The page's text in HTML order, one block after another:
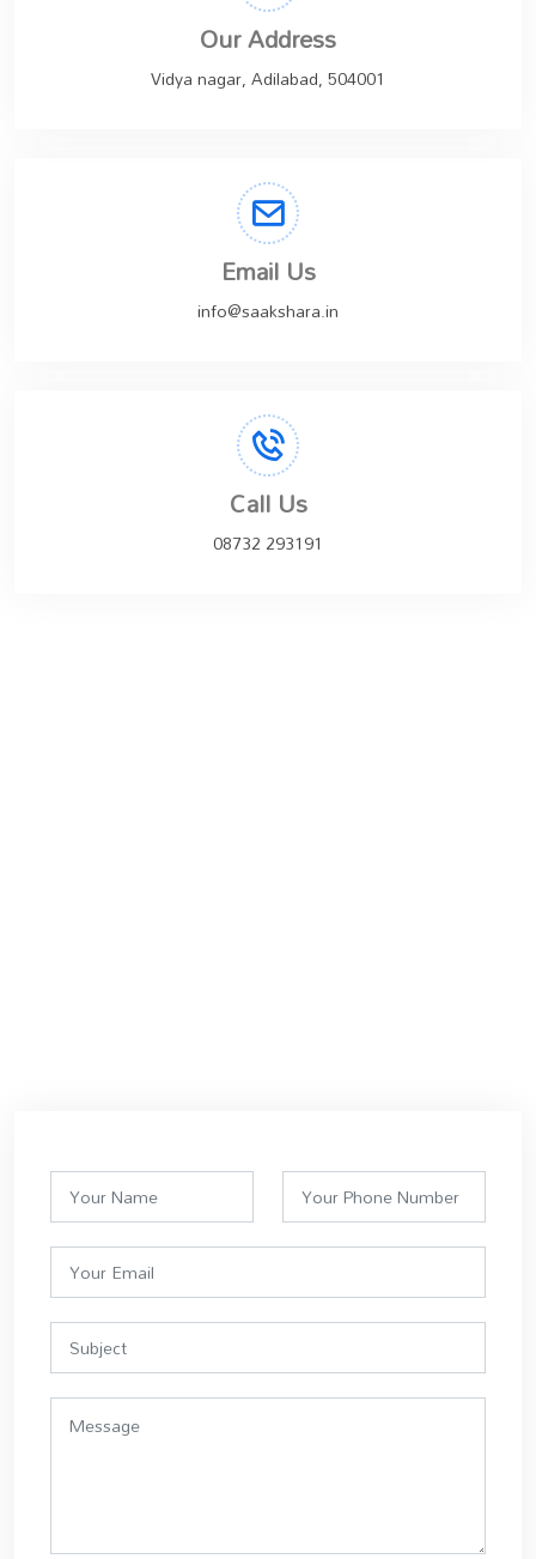
Our Address
Vidya nagar, Adilabad, 504001
Email Us
info@saakshara.in
Call Us
08732 293191